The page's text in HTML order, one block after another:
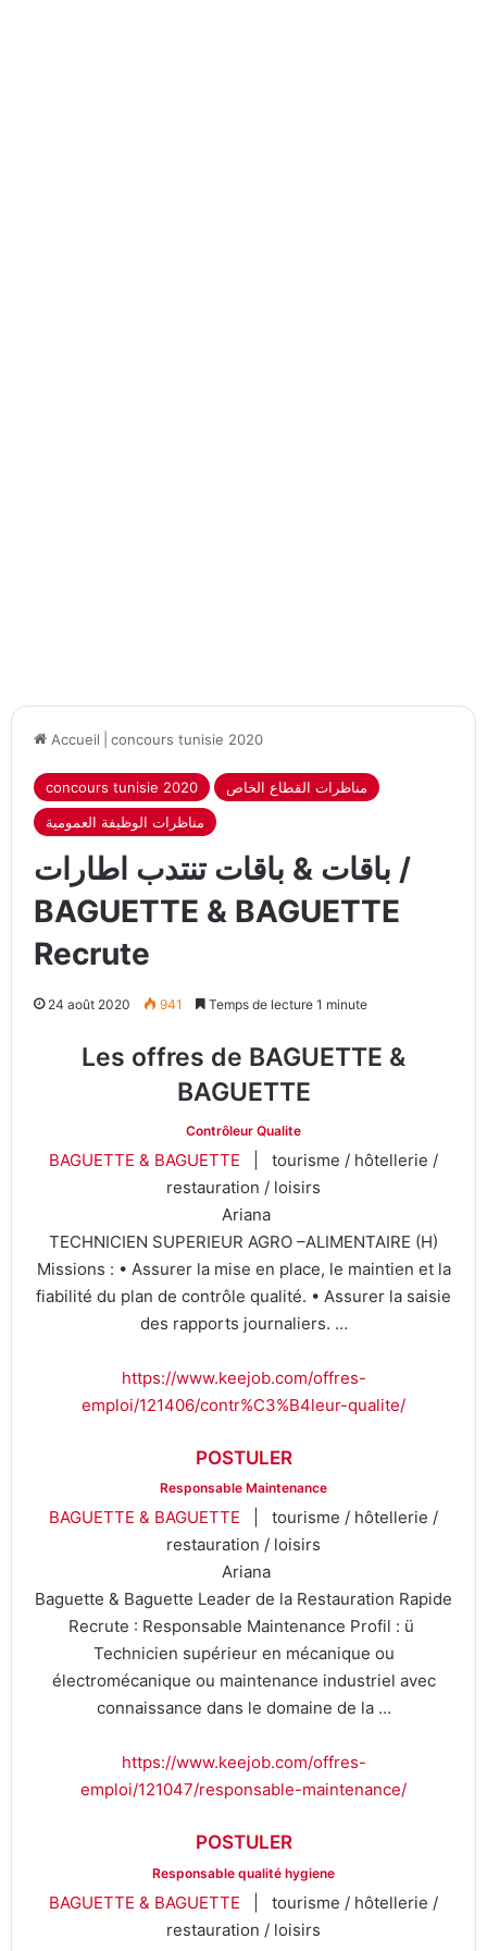
Accueil concours tunisie 2020
concours tunisie 2020
مناظرات القطاع الخاص
مناظرات الوظيفة العمومية
باقات & باقات تنتدب اطارات /
BAGUETTE & BAGUETTE
Recrute
24 août 2020 941 Temps de lecture 1 minute
Les offres de BAGUETTE &
BAGUETTE
Contrôleur Qualite
BAGUETTE & BAGUETTE
| tourisme / hôtellerie /
restauration / loisirs
Ariana
TECHNICIEN SUPERIEUR AGRO –ALIMENTAIRE (H)
Missions : • Assurer la mise en place, le maintien et la
fiabilité du plan de contrôle qualité. • Assurer la saisie
des rapports journaliers. …
https://www.keejob.com/offres-
emploi/121406/contr%C3%B4leur-qualite/
POSTULER
Responsable Maintenance
BAGUETTE & BAGUETTE
| tourisme / hôtellerie /
restauration / loisirs
Ariana
Baguette & Baguette Leader de la Restauration Rapide
Recrute : Responsable Maintenance Profil : ü
Technicien supérieur en mécanique ou
électromécanique ou maintenance industriel avec
connaissance dans le domaine de la …
https://www.keejob.com/offres-
emploi/121047/responsable-maintenance/
POSTULER
Responsable qualité hygiene
BAGUETTE & BAGUETTE
| tourisme / hôtellerie /
restauration / loisirs